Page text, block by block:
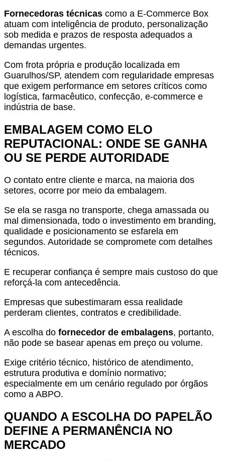
Fornecedoras técnicas como a E-Commerce Box
atuam com inteligência de produto, personalização
sob medida e prazos de resposta adequados a
demandas urgentes.
Com frota própria e produção localizada em
Guarulhos/SP, atendem com regularidade empresas
que exigem performance em setores críticos como
logística, farmacêutico, confecção, e-commerce e
indústria de base.
EMBALAGEM COMO ELO
REPUTACIONAL: ONDE SE GANHA
OU SE PERDE AUTORIDADE
O contato entre cliente e marca, na maioria dos
setores, ocorre por meio da embalagem.
Se ela se rasga no transporte, chega amassada ou
mal dimensionada, todo o investimento em branding,
qualidade e posicionamento se esfarela em
segundos. Autoridade se compromete com detalhes
técnicos.
E recuperar confiança é sempre mais custoso do que
reforçá-la com antecedência.
Empresas que subestimaram essa realidade
perderam clientes, contratos e credibilidade.
A escolha do fornecedor de embalagens, portanto,
não pode se basear apenas em preço ou volume.
Exige critério técnico, histórico de atendimento,
estrutura produtiva e domínio normativo;
especialmente em um cenário regulado por órgãos
como a ABPO.
QUANDO A ESCOLHA DO PAPELÃO
DEFINE A PERMANÊNCIA NO
MERCADO